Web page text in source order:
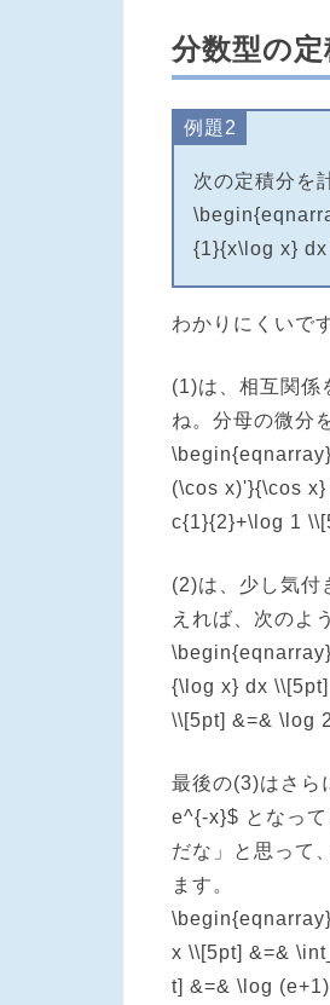
分数型の定
例題2
次の定積分を
{1}{x\log x}
わかりにくいで
(1)は、相互関
ね。分母の微分
(\cos x)'}{\cos
c{1}{2}+\log 1
(2)は、少し気
えれば、次のよ
{\log x} dx
\\[5pt] &=& \log
最後の(3)はさら
e^{-x}$ となっ
だな」と思って
ます。
x \\[5pt] &=&
t] &=& \log